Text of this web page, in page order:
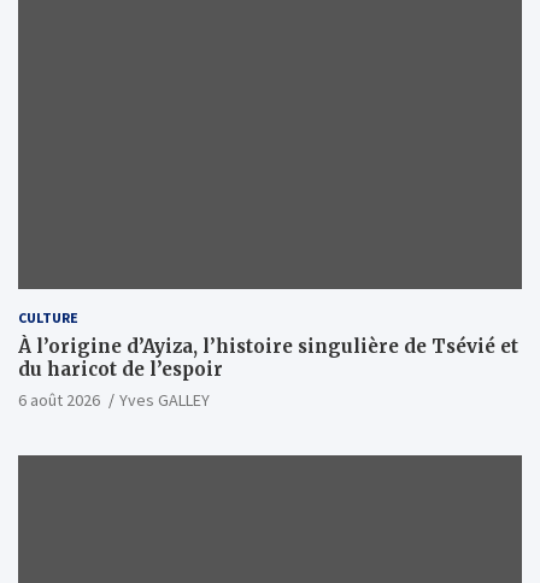
CULTURE
À l’origine d’Ayiza, l’histoire singulière de Tsévié et
du haricot de l’espoir
6 août 2026 Yves GALLEY